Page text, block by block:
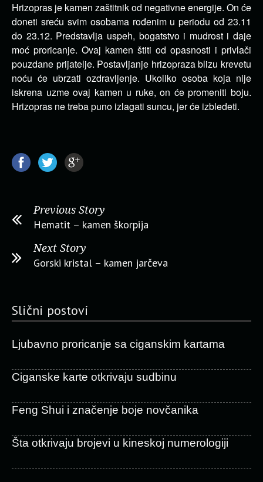
Hrizopras je kamen zaštitnik od negativne energije. On će
doneti sreću svim osobama rođenim u periodu od 23.11
do 23.12. Predstavlja uspeh, bogatstvo i mudrost i daje
moć proricanje. Ovaj kamen štiti od opasnosti i privlači
pouzdane prijatelje. Postavljanje hrizopraza blizu krevetu
noću će ubrzati ozdravljenje. Ukoliko osoba koja nije
iskrena uzme ovaj kamen u ruke, on će promeniti boju.
Hrizopras ne treba puno izlagati suncu, jer će izbledeti.
Previous Story
Hematit – kamen škorpija
Next Story
Gorski kristal – kamen jarčeva
Slični postovi
Ljubavno proricanje sa ciganskim kartama
Ciganske karte otkrivaju sudbinu
Feng Shui i značenje boje novčanika
Šta otkrivaju brojevi u kineskoj numerologiji